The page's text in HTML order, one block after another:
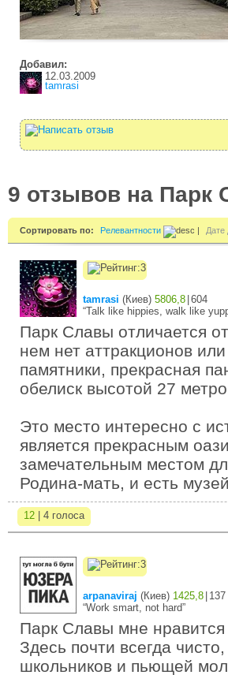
Добавил:
12.03.2009
tamrasi
9 отзывов на Парк
Сортировать по: Релевантности | Дате
tamrasi (Киев) 5806,8 604
“Talk like hippies, walk like
Парк Славы отличается
нем нет аттракционов
памятники, прекрасная
обелиск высотой 27
Это место интересно с
является прекрасным
замечательным местом
Родина-мать, и есть
12 | 4 голоса
arpanaviraj (Киев) 1425,8 137
“Work smart, not hard”
Парк Славы мне
Здесь почти всегда
школьников и пьющей